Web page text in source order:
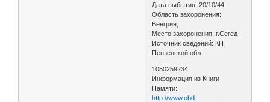
Дата выбытия: 20/10/44;
Область захоронения:
Венгрия;
Место захоронения: г.Сегед
Источник сведений: КП
Пензенской обл.
1050259234
Информация из Книги
Памяти:
http://www.obd-